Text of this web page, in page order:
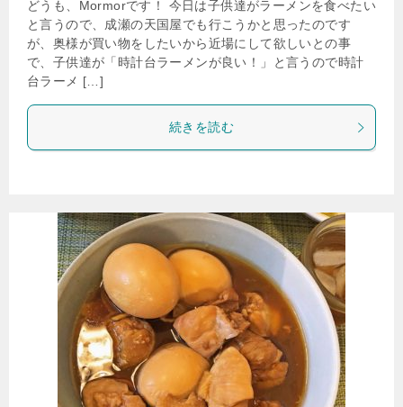
どうも、Mormorです！ 今日は子供達がラーメンを食べたい
と言うので、成瀬の天国屋でも行こうかと思ったのです
が、奥様が買い物をしたいから近場にして欲しいとの事
で、子供達が「時計台ラーメンが良い！」と言うので時計
台ラーメ […]
続きを読む